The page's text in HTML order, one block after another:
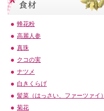
蜂花粉
高麗人参
真珠
クコの実
ナツメ
白きくらげ
髪菜（はっさい、ファーツァイ）
菊花